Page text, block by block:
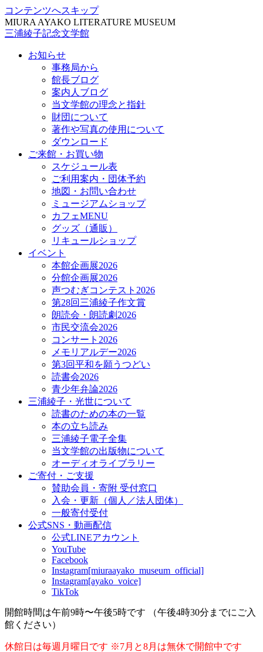
コンテンツへスキップ
MIURA AYAKO LITERATURE MUSEUM
三浦綾子記念文学館
お知らせ
事務局から
館長ブログ
案内人ブログ
当文学館の理念と指針
財団について
著作や写真の使用について
ダウンロード
ご来館・お買い物
スケジュール表
ご利用案内・団体予約
地図・お問い合わせ
ミュージアムショップ
カフェMENU
グッズ（通販）
リキュールショップ
イベント
本館企画展2026
分館企画展2026
声つむぎコンテスト2026
第28回三浦綾子作文賞
朗読会・朗読劇2026
市民交流会2026
コンサート2026
メモリアルデー2026
第3回平和を願うつどい
読書会2026
青少年弁論2026
三浦綾子・光世について
読書のための本の一覧
本の立ち読み
三浦綾子電子全集
当文学館の出版物について
オーディオライブラリー
ご寄付・ご支援
賛助会員・寄附 受付窓口
入会・更新（個人／法人団体）
一般寄付受付
公式SNS・動画配信
公式LINEアカウント
YouTube
Facebook
Instagram[miuraayako_museum_official]
Instagram[ayako_voice]
TikTok
開館時間は午前9時〜午後5時です （午後4時30分までにご入
館ください）
休館日は毎週月曜日です ※7月と8月は無休で開館中です